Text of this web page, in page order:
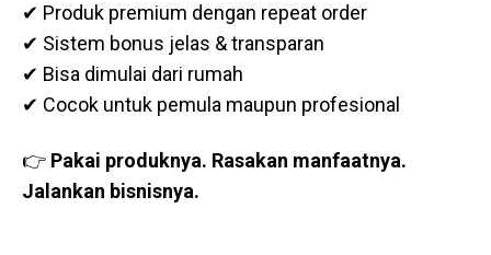
✔ Produk premium dengan repeat order
✔ Sistem bonus jelas & transparan
✔ Bisa dimulai dari rumah
✔ Cocok untuk pemula maupun profesional
👉 Pakai produknya. Rasakan manfaatnya.
Jalankan bisnisnya.